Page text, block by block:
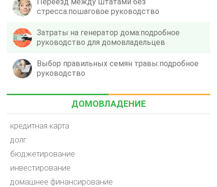
стресса:пошаговое руководство
Затраты на генератор дома:подробное
руководство для домовладельцев
Выбор правильных семян травы:подробное
руководство
ДОМОВЛАДЕНИЕ
кредитная карта
долг
бюджетирование
инвестирование
домашнее финансирование